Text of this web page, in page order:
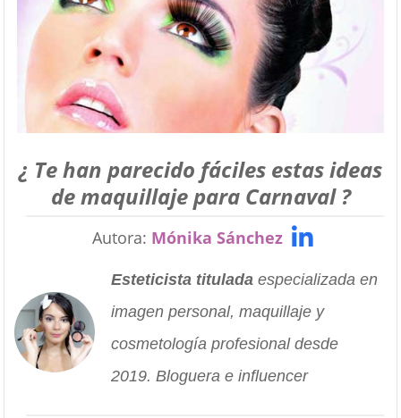
¿ Te han parecido fáciles estas ideas
de maquillaje para Carnaval ?
Autora: Mónika Sánchez
Esteticista tituladaespecializada en
imagen personal, maquillaje y
cosmetología profesional desde
2019. Bloguera e influencer